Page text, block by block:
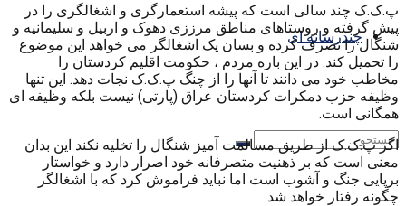
چندرسانه ای
پ.ک.ک چند سالی است که پیشه استعمارگری و اشغالگری را در
پیش گرفته و روستاهای مناطق مرززی دهوک و اربیل و سلیمانیه و
شنگال را تصرف کرده و بسان یک اشغالگر می خواهد این موضوع
را تحمیل کند. در این باره مردم ، حکومت اقلیم کردستان را
مخاطب خود می دانند تا آنها را از چنگ پ.ک.ک نجات دهد. این تنها
وظیفه حزب دمکرات کردستان عراق (پارتی) نیست بلکه وظیفه ای
همگانی است.
اگر پ.ک.ک از طریق مسالمت آمیز شنگال را تخلیه نکند این بدان
معنی است که بر ذهنیت متصرفانه خود اصرار دارد و خواستار
برپایی جنگ و آشوب است اما نباید فراموش کرد که با اشغالگر
چگونه رفتار خواهد شد.